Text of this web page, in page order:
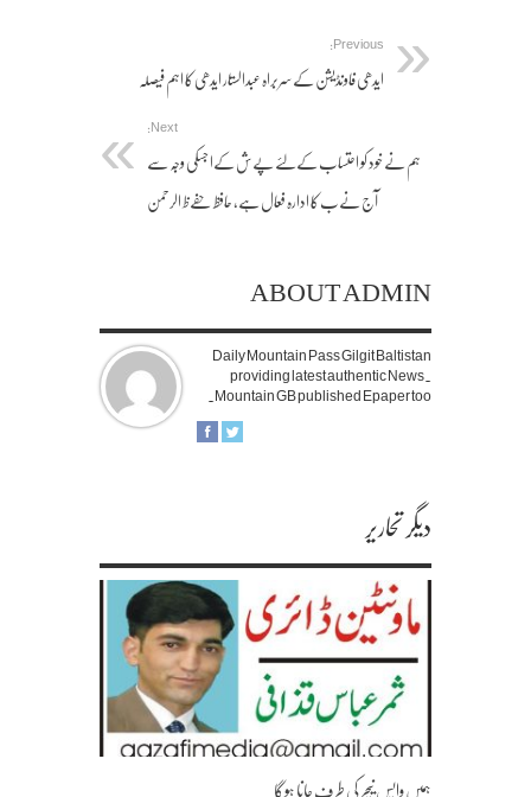
Previous:
ایدھی فاونڈیشن کے سربراہ عبدالستار ایدھی کا اہم فیصلہ
Next:
ہم نے خود کو احتساب کےلئے پےش کےا جسکی وجہ سے
آج نےب کا ادارہ فعال ہے، حافظ حفےظ الرحمن
ABOUT ADMIN
Daily Mountain Pass Gilgit Baltistan
providing latest authentic News.
Mountain GB published Epaper too.
دیگر تحاریر